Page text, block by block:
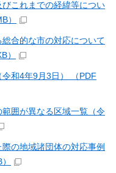
これまでの経緯等につい
）
合的な市の対応について
）
和4年9月3日） （PDF
囲が異なる区域一覧（令
の地域諸団体の対応事例